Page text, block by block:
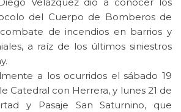
Velázquez dio a conocer los
del Cuerpo de Bomberos de
de incendios en barrios y
a raíz de los últimos siniestros
a los ocurridos el sábado 19
Catedral con Herrera, y lunes 21 de
y Pasaje San Saturnino, que